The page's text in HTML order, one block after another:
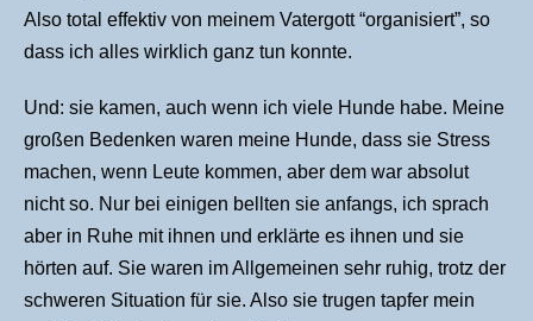
Also total effektiv von meinem Vatergott “organisiert”, so
dass ich alles wirklich ganz tun konnte.
Und: sie kamen, auch wenn ich viele Hunde habe. Meine
großen Bedenken waren meine Hunde, dass sie Stress
machen, wenn Leute kommen, aber dem war absolut
nicht so. Nur bei einigen bellten sie anfangs, ich sprach
aber in Ruhe mit ihnen und erklärte es ihnen und sie
hörten auf. Sie waren im Allgemeinen sehr ruhig, trotz der
schweren Situation für sie. Also sie trugen tapfer mein